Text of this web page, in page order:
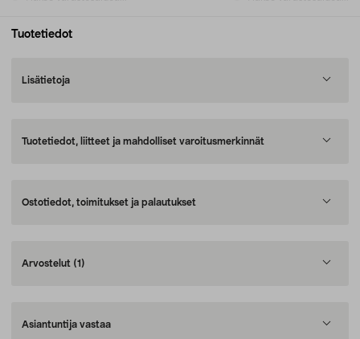
Tuotetiedot
Lisätietoja
Tuotetiedot, liitteet ja mahdolliset varoitusmerkinnät
Ostotiedot, toimitukset ja palautukset
Arvostelut (1)
Asiantuntija vastaa